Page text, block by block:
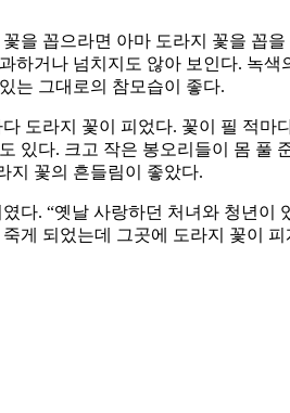
을 꼽으라면 아마 도라지 꽃을 꼽
하거나 넘치지도 않아 보인다. 녹
는 그대로의 참모습이 좋다.
도라지 꽃이 피었다. 꽃이 필 적
있다. 크고 작은 봉오리들이 몸
지 꽃의 흔들림이 좋았다.
다. “옛날 사랑하던 처녀와 청년
게 되었는데 그곳에 도라지 꽃이